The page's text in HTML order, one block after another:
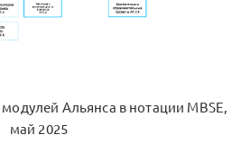
Альянса в нотации MBSE,
май 2025